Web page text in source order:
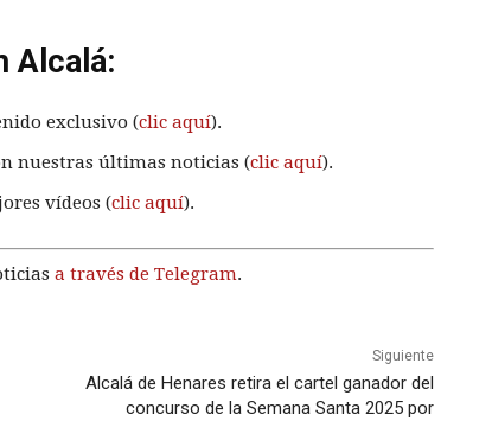
Alcalá:
exclusivo (clic aquí).
nuestras últimas noticias (clic aquí).
vídeos (clic aquí).
a través de Telegram.
Siguiente
Alcalá de Henares retira el cartel ganador del
concurso de la Semana Santa 2025 por